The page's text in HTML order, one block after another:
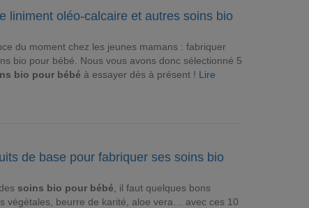
liniment oléo-calcaire et autres soins bio
du moment chez les jeunes mamans : fabriquer
bio pour bébé. Nous vous avons donc sélectionné 5
bio pour bébé à essayer dès à présent ! Lire
de base pour fabriquer ses soins bio
soins bio pour bébé , il faut quelques bons
végétales, beurre de karité, aloe vera… avec ces 10